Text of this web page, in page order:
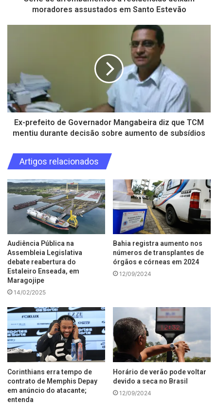
moradores assustados em Santo Estevão
Ex-prefeito de Governador Mangabeira diz que TCM
mentiu durante decisão sobre aumento de subsídios
Artigos relacionados
Audiência Pública na
Assembleia Legislativa
debate reabertura do
Estaleiro Enseada, em
Maragojipe
14/02/2025
Bahia registra aumento nos
números de transplantes de
órgãos e córneas em 2024
12/09/2024
Corinthians erra tempo de
contrato de Memphis Depay
em anúncio do atacante;
entenda
Horário de verão pode voltar
devido a seca no Brasil
12/09/2024